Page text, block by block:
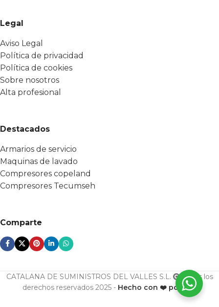
Legal
Aviso Legal
Política de privacidad
Política de cookies
Sobre nosotros
Alta profesional
Destacados
Armarios de servicio
Maquinas de lavado
Compresores copeland
Compresores Tecumseh
Comparte
CATALANA DE SUMINISTROS DEL VALLES S.L.
Todos los
derechos reservados 2025 - Hecho con ❤️ por ESF